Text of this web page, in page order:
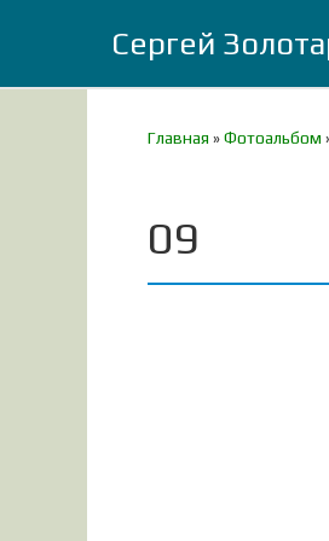
Сергей
Главная »Фотоальбом
09